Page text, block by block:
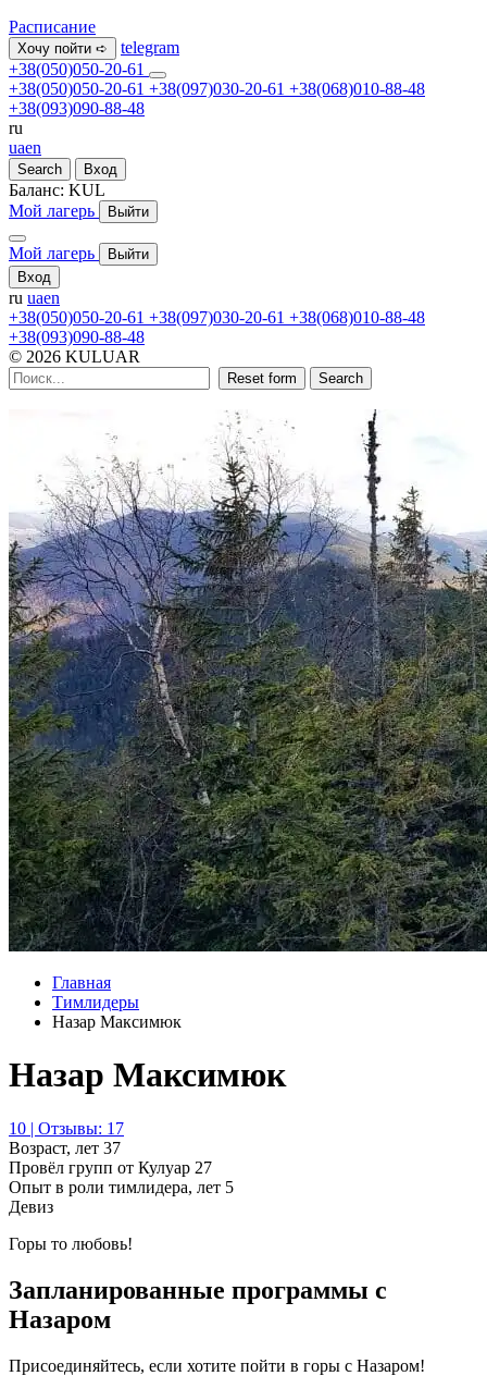
Расписание
Хочу пойти ➪
telegram
+38(050)050-20-61
+38(050)050-20-61 +38(097)030-20-61 +38(068)010-88-48
+38(093)090-88-48
ru
uaen
Search Вход
Баланс: KUL
Мой лагерь
Выйти
Мой лагерь
Выйти
Вход
ru uaen
+38(050)050-20-61 +38(097)030-20-61 +38(068)010-88-48
+38(093)090-88-48
© 2026 KULUAR
Reset form Search
Главная
Тимлидеры
Назар Максимюк
Назар Максимюк
10 | Отзывы: 17
Возраст, лет 37
Провёл групп от Кулуар 27
Опыт в роли тимлидера, лет 5
Девиз
Горы то любовь!
Запланированные программы с
Назаром
Присоединяйтесь, если хотите пойти в горы с Назаром!